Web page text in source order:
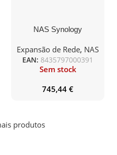
NAS Synology
Bahías 3.5″- 2.5″/ 2GB
DDR4/ 8TB/ Formato
Torre
Expansão de Rede, NAS
EAN: 8435797000391
Sem stock
745,44 €
produtos